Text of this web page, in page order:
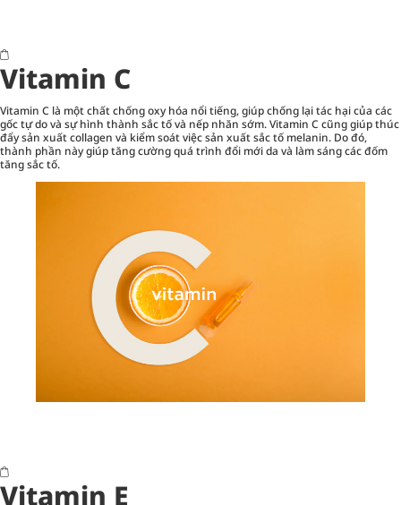
Vitamin C
Vitamin C là một chất chống oxy hóa nổi tiếng, giúp chống lại tác hại của các
gốc tự do và sự hình thành sắc tố và nếp nhăn sớm. Vitamin C cũng giúp thúc
đẩy sản xuất collagen và kiểm soát việc sản xuất sắc tố melanin. Do đó,
thành phần này giúp tăng cường quá trình đổi mới da và làm sáng các đốm
tăng sắc tố.
Vitamin E